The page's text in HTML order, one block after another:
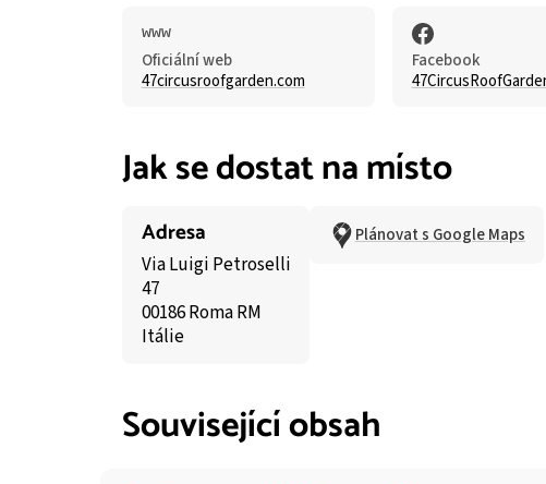
Oficiální web
47circusroofgarden.com
Facebook
Jak se dostat na místo
Adresa
Via Luigi Petroselli
47
00186 Roma RM
Itálie
Plánovat s Google Maps
Související obsah